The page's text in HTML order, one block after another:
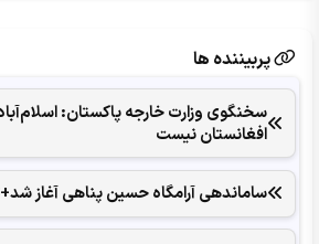
پربیننده ها
سخنگوی وزارت خارجه پاکستان:
افغانستان نیست
ساماندهی آرامگاه حسین پناهی آغاز